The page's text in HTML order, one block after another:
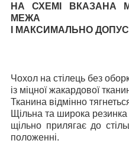
НА СХЕМІ ВКАЗАНА
МЕЖА
І МАКСИМАЛЬНО
Чохол на стілець без
із міцної жакардової
Тканина відмінно
Щільна та широка
щільно прилягає до
положенні.